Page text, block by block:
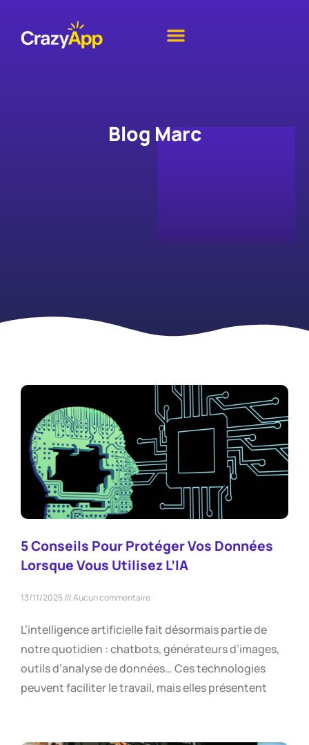
Blog Marc
5 Conseils Pour Protéger Vos Données
Lorsque Vous Utilisez L’IA
13/11/2025 Aucun commentaire
L’intelligence artificielle fait désormais partie de
notre quotidien : chatbots, générateurs d’images,
outils d’analyse de données… Ces technologies
peuvent faciliter le travail, mais elles présentent